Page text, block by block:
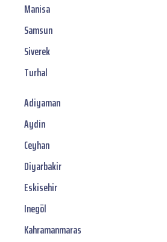
Manisa
Samsun
Siverek
Turhal
Adiyaman
Aydin
Ceyhan
Diyarbakir
Eskisehir
Inegöl
Kahramanmaras